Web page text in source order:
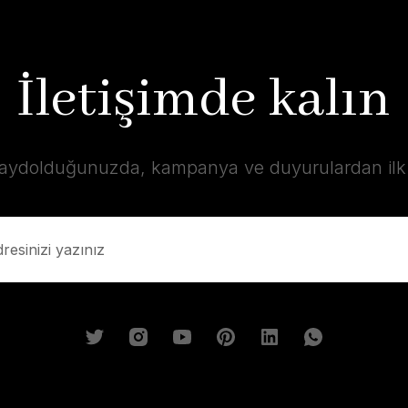
İletişimde kalın
kampanya ve duyurulardan